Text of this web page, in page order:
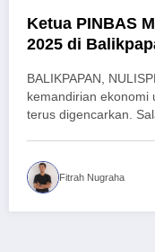
Ketua PINBAS
2025 di
BALIKPAPAN,
kemandirian ekonomi
terus digencarkan.
Fitrah Nugraha